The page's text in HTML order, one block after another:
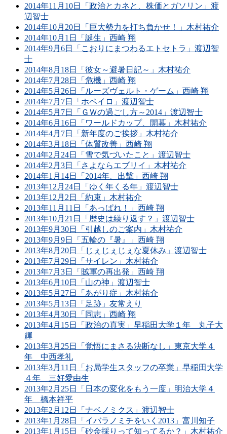
2014年11月10日「政治とカネと、株価とガソリン」渡
辺智士
2014年10月20日「巨大勢力を打ち負かせ！」木村祐介
2014年10月1日「誕生」西崎 翔
2014年9月6日「こおりにまつわるエトセトラ」渡辺智
士
2014年8月18日「彼女～避暑日記～」木村祐介
2014年7月28日「危機」西崎 翔
2014年5月26日「ルーズヴェルト・ゲーム」西崎 翔
2014年7月7日「ホペイロ」渡辺智士
2014年5月7日「ＧＷの過ごし方～2014」渡辺智士
2014年6月16日「ワールドカップ、開幕」木村祐介
2014年4月7日「新年度のご挨拶」木村祐介
2014年3月18日「体質改善」西崎 翔
2014年2月24日「雪で気づいたこと」渡辺智士
2014年2月3日「さよならエブリイ」木村祐介
2014年1月14日「2014年、出撃」西崎 翔
2013年12月24日「ゆく年くる年」渡辺智士
2013年12月2日「約束」木村祐介
2013年11月11日「あっぱれ！」西崎 翔
2013年10月21日「歴史は繰り返す？」渡辺智士
2013年9月30日「引越しのご案内」木村祐介
2013年9月9日「五輪の『暑』」西崎 翔
2013年8月20日「じぇじぇじぇな夏休み」渡辺智士
2013年7月29日「サイレン」木村祐介
2013年7月3日「賊軍の再出発」西崎 翔
2013年6月10日「山の神」渡辺智士
2013年5月27日「あがり症」木村祐介
2013年5月13日「足跡」友常えり
2013年4月30日「同志」西崎 翔
2013年4月15日「政治の真実」早稲田大学１年 丸子大
輝
2013年3月25日「覚悟にまさる決断なし」東京大学４
年 中西孝礼
2013年3月11日「お局学生スタッフの卒業」早稲田大学
４年 三好愛由生
2013年2月25日「日本の変化をもう一度」明治大学４
年 橋本祥平
2013年2月12日「ナベノミクス」渡辺智士
2013年1月28日「イバラノミチをいく2013」富川知子
2013年1月15日「砂金採りって知ってるか？」木村祐介